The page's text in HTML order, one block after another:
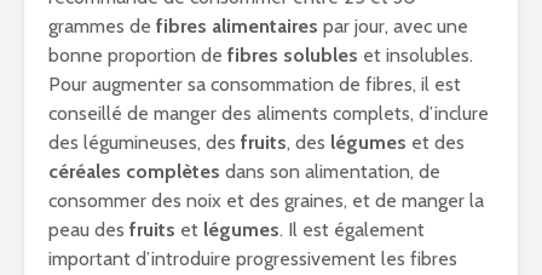
grammes de fibres alimentaires par jour, avec une
bonne proportion de fibres solubles et insolubles.
Pour augmenter sa consommation de fibres, il est
conseillé de manger des aliments complets, d’inclure
des légumineuses, des fruits, des légumes et des
céréales complètes dans son alimentation, de
consommer des noix et des graines, et de manger la
peau des fruits et légumes. Il est également
important d’introduire progressivement les fibres